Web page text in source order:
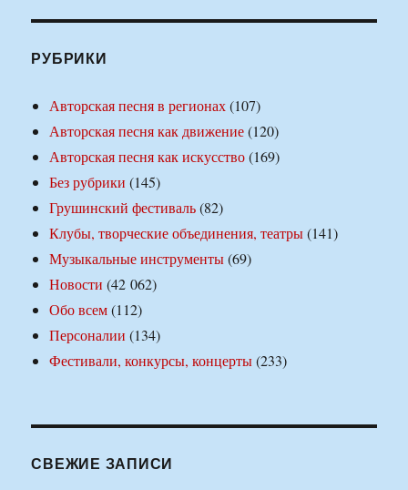
РУБРИКИ
Авторская песня в регионах(107)
Авторская песня как движение(120)
Авторская песня как искусство(169)
Без рубрики (145)
Грушинский фестиваль(82)
Клубы, творческие объединения, театры(141)
Музыкальные инструменты(69)
Новости (42 062)
Обо всем(112)
Персоналии (134)
Фестивали, конкурсы, концерты(233)
СВЕЖИЕ ЗАПИСИ